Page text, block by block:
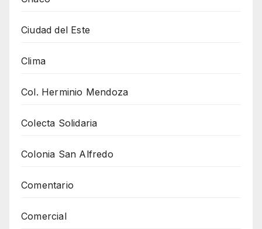
Ciudad del Este
Clima
Col. Herminio Mendoza
Colecta Solidaria
Colonia San Alfredo
Comentario
Comercial